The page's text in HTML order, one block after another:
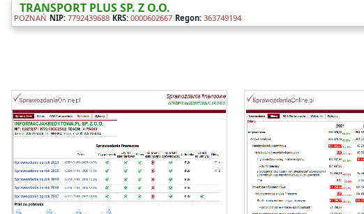
TRANSPORT PLUS SP. Z O.O.
POZNAŃ NIP: 7792439688 KRS: 0000602667 Regon: 363749194
Oferujemy dostęp online do bazy składającej się z
ponad 1 mln sprawozdań dla ponad 400 tys.
Nasz raport zawiera:
- identyfikację podmiotu,
- bilanse i rachunki wyników,
- wyliczone wskaźniki (tabela i wykresy).
Możesz importować dane bezpośrednio do
Każde
-
- zawartość
-
- dynamikę zmiany